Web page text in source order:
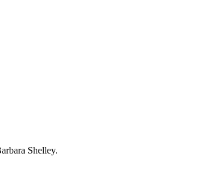
Shelley.